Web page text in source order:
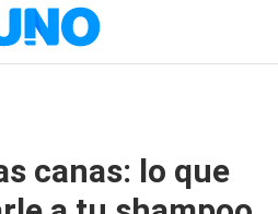
canas: lo que